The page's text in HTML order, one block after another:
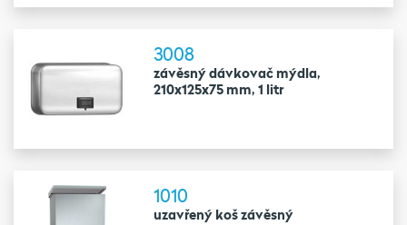
3008
závěsný dávkovač mýdla,
210x125x75 mm, 1 litr
1010
uzavřený koš závěsný